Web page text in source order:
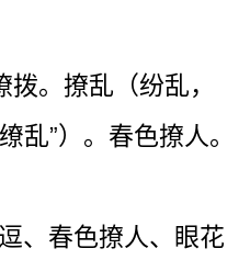
拨。撩乱（纷乱，
乱”）。春色撩人。
、春色撩人、眼花